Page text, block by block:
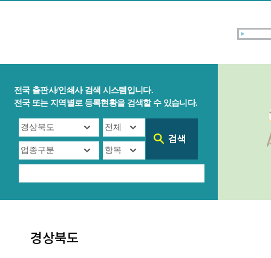
전국 출판사/인쇄사 검색 시스템입니다.
전국 또는 지역별로 등록현황을 검색할 수 있습니다.
경상북도